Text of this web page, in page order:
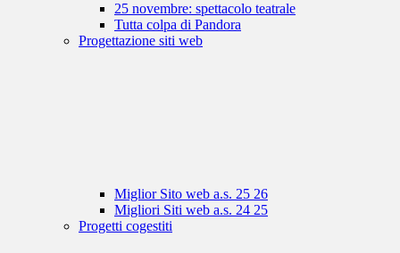
25 novembre: spettacolo teatrale
Tutta colpa di Pandora
Progettazione siti web
Miglior Sito web a.s. 25 26
Migliori Siti web a.s. 24 25
Progetti cogestiti